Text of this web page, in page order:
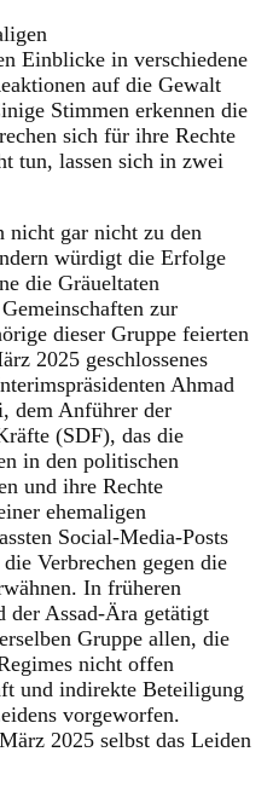
Einblicke in verschiedene
auf die Gewalt
Stimmen erkennen die
sich für ihre Rechte
tun, lassen sich in zwei
nicht gar nicht zu den
würdigt die Erfolge
die Gräueltaten
zur
dieser Gruppe feierten
2025 geschlossenes
Ahmad
dem Anführer der
(SDF), das die
in den politischen
und ihre Rechte
ehemaligen
Social-Media-Posts
Verbrechen gegen die
In früheren
der Assad-Ära getätigt
Gruppe allen, die
nicht offen
und indirekte Beteiligung
vorgeworfen.
2025 selbst das Leiden